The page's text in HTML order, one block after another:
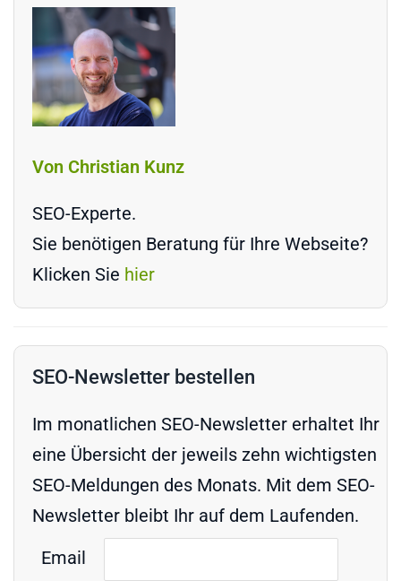
Von Christian Kunz
SEO-Experte.
Sie benötigen Beratung für Ihre Webseite?
Klicken Sie hier
SEO-Newsletter bestellen
Im monatlichen SEO-Newsletter erhaltet Ihr
eine Übersicht der jeweils zehn wichtigsten
SEO-Meldungen des Monats. Mit dem SEO-
Newsletter bleibt Ihr auf dem Laufenden.
Email